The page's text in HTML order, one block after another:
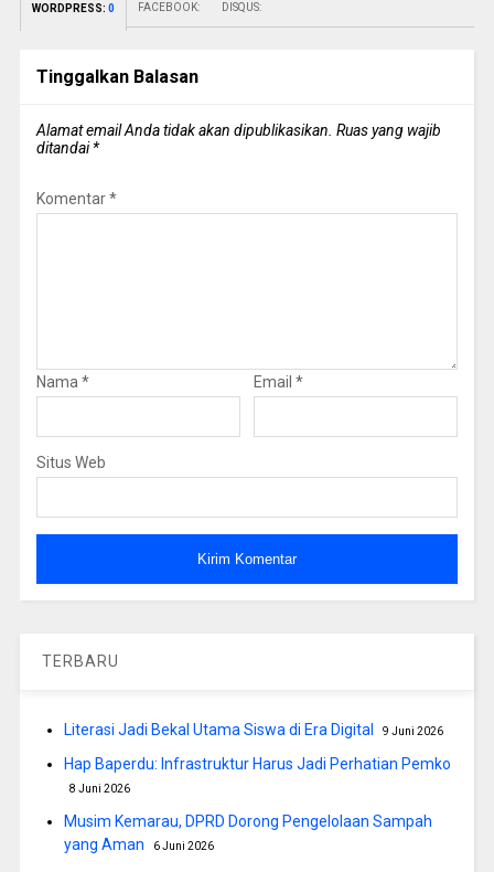
WORDPRESS: 0 FACEBOOK: DISQUS:
Tinggalkan Balasan
Alamat email Anda tidak akan dipublikasikan. Ruas yang wajib
ditandai*
Komentar*
Nama * Email *
Situs Web
TERBARU
Literasi Jadi Bekal Utama Siswa di Era Digital 9 Juni 2026
Hap Baperdu: Infrastruktur Harus Jadi Perhatian Pemko
8 Juni 2026
Musim Kemarau, DPRD Dorong Pengelolaan Sampah
yang Aman
6 Juni 2026